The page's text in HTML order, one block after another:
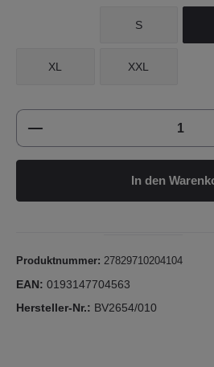
S
XL XXL
Produkt Anzahl: Gib den
In den
Produktnummer: 27829710204104
EAN: 0193147704563
Hersteller-Nr.: BV2654/010